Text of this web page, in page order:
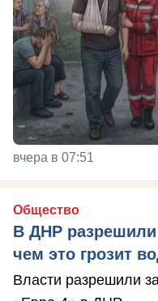
вчера в 07:51
Общество
В ДНР
чем это грозит
Власти разрешили